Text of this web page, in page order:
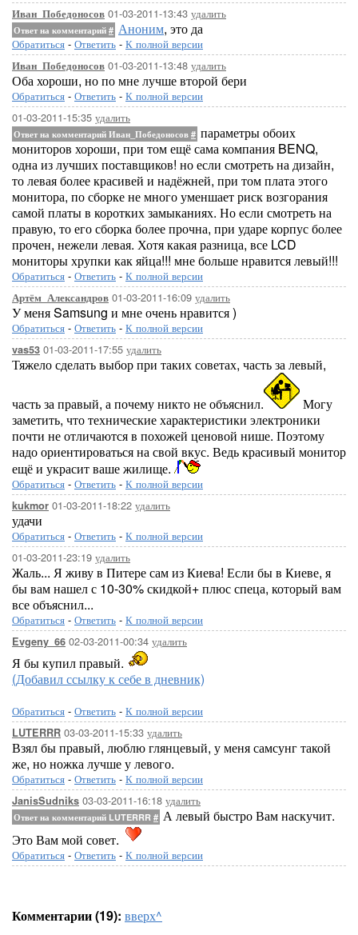
Иван_Победоносов 01-03-2011-13:43 удалить
Ответ на комментарий # Аноним, это да
Обратиться - Ответить - К полной версии
Иван_Победоносов 01-03-2011-13:48 удалить
Оба хороши, но по мне лучше второй бери
Обратиться - Ответить - К полной версии
01-03-2011-15:35 удалить
Ответ на комментарий Иван_Победоносов # параметры обоих
мониторов хороши, при том ещё сама компания BENQ,
одна из лучших поставщиков! но если смотреть на дизайн,
то левая более красивей и надёжней, при том плата этого
монитора, по сборке не много уменшает риск возгорания
самой платы в коротких замыканиях. Но если смотреть на
правую, то его сборка более прочна, при ударе корпус более
прочен, нежели левая. Хотя какая разница, все LCD
мониторы хрупки как яйца!!! мне больше нравится левый!!!
Обратиться - Ответить - К полной версии
Артём_Александров 01-03-2011-16:09 удалить
У меня Samsung и мне очень нравится )
Обратиться - Ответить - К полной версии
vas53 01-03-2011-17:55 удалить
Тяжело сделать выбор при таких советах, часть за левый,
часть за правый, а почему никто не объяснил.
Могу
заметить, что технические характеристики электроники
почти не отличаются в похожей ценовой нише. Поэтому
надо ориентироваться на свой вкус. Ведь красивый монитор
ещё и украсит ваше жилище.
Обратиться - Ответить - К полной версии
kukmor 01-03-2011-18:22 удалить
удачи
Обратиться - Ответить - К полной версии
01-03-2011-23:19 удалить
Жаль... Я живу в Питере сам из Киева! Если бы в Киеве, я
бы вам нашел с 10-30% скидкой+ плюс спеца, который вам
все объяснил...
Обратиться - Ответить - К полной версии
Evgeny_66 02-03-2011-00:34 удалить
Я бы купил правый.
(Добавил ссылку к себе в дневник)
Обратиться - Ответить - К полной версии
LUTERRR 03-03-2011-15:33 удалить
Взял бы правый, люблю глянцевый, у меня самсунг такой
же, но ножка лучше у левого.
Обратиться - Ответить - К полной версии
JanisSudniks 03-03-2011-16:18 удалить
Ответ на комментарий LUTERRR # А левый быстро Вам наскучит.
Это Вам мой совет.
Обратиться - Ответить - К полной версии
Комментарии (19): вверх^